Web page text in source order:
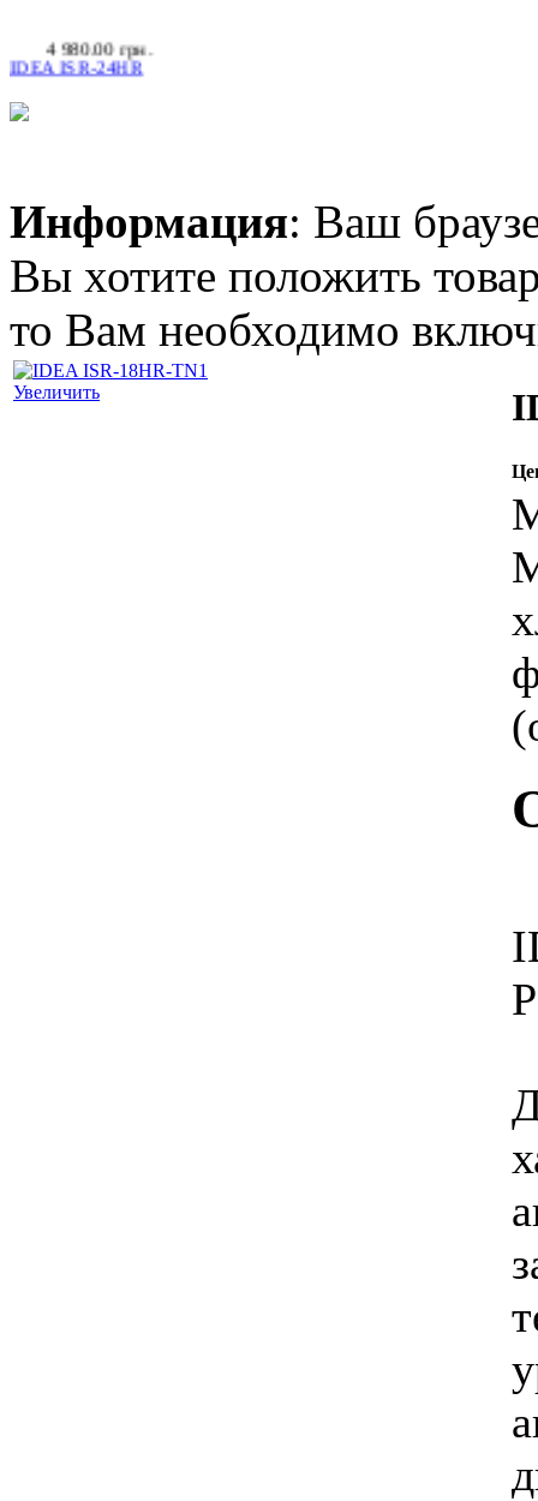
0.00 грн.
TOSOT GK-09A - DC
INVERTER
Позвоните, чтобы
Информация: Ваш
Вы хотите положить
то Вам необходимо
Увеличить